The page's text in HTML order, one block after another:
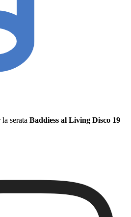
serata Baddiess al Living Disco 19